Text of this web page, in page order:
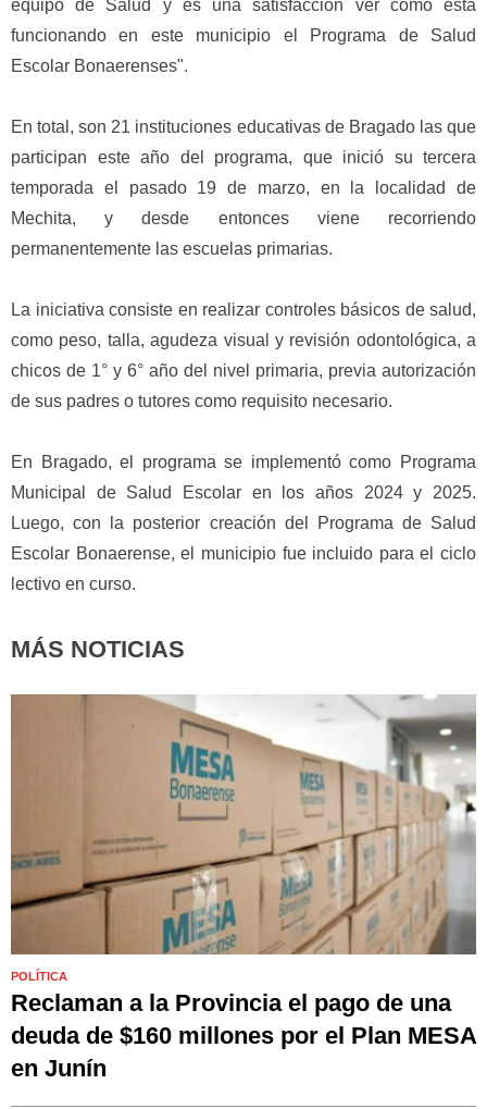
equipo de Salud y es una satisfacción ver cómo está
funcionando en este municipio el Programa de Salud
Escolar Bonaerenses".
En total, son 21 instituciones educativas de Bragado las que
participan este año del programa, que inició su tercera
temporada el pasado 19 de marzo, en la localidad de
Mechita, y desde entonces viene recorriendo
permanentemente las escuelas primarias.
La iniciativa consiste en realizar controles básicos de salud,
como peso, talla, agudeza visual y revisión odontológica, a
chicos de 1° y 6° año del nivel primaria, previa autorización
de sus padres o tutores como requisito necesario.
En Bragado, el programa se implementó como Programa
Municipal de Salud Escolar en los años 2024 y 2025.
Luego, con la posterior creación del Programa de Salud
Escolar Bonaerense, el municipio fue incluido para el ciclo
lectivo en curso.
MÁS NOTICIAS
POLÍTICA
Reclaman a la Provincia el pago de una
deuda de $160 millones por el Plan MESA
en Junín